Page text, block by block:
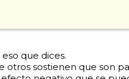
que dices.
otros sostienen que son